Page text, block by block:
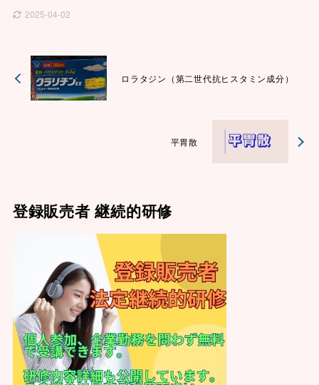
2025-04-02
ロラタジン（第二世代抗ヒスタミン成分）
平胃散
登録販売者 継続的研修